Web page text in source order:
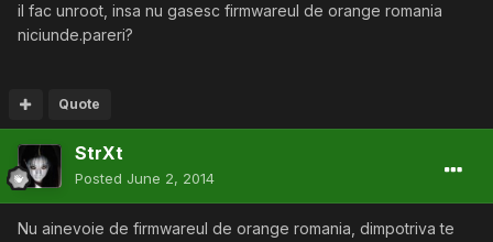
il fac unroot, insa nu gasesc firmwareul de orange romania
niciunde.pareri?
Quote
StrXt
Posted June 2, 2014
Nu ainevoie de firmwareul de orange romania, dimpotriva te